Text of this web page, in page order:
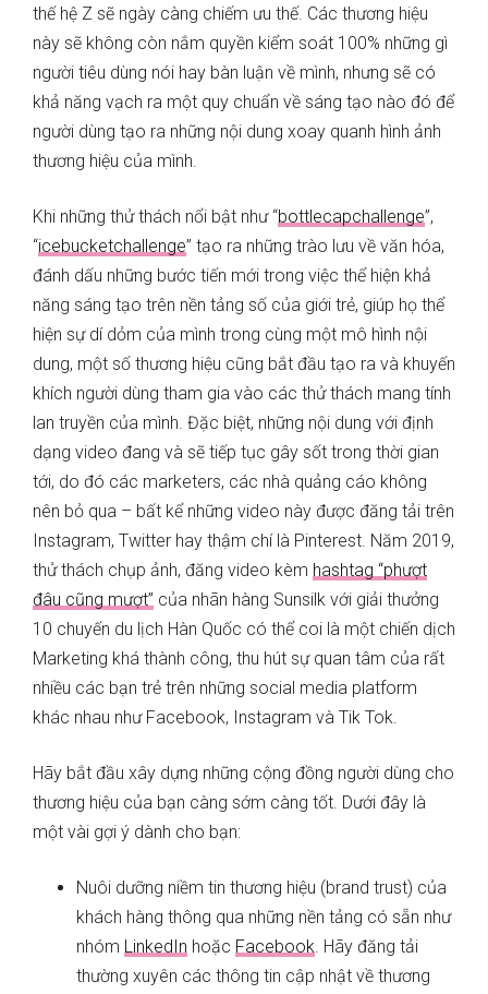
thế hệ Z sẽ ngày càng chiếm ưu thế. Các thương hiệu
này sẽ không còn nắm quyền kiểm soát 100% những gì
người tiêu dùng nói hay bàn luận về mình, nhưng sẽ có
khả năng vạch ra một quy chuẩn về sáng tạo nào đó để
người dùng tạo ra những nội dung xoay quanh hình ảnh
thương hiệu của mình.
Khi những thử thách nổi bật như “bottlecapchallenge”,
“icebucketchallenge” tạo ra những trào lưu về văn hóa,
đánh dấu những bước tiến mới trong việc thể hiện khả
năng sáng tạo trên nền tảng số của giới trẻ, giúp họ thể
hiện sự dí dỏm của mình trong cùng một mô hình nội
dung, một số thương hiệu cũng bắt đầu tạo ra và khuyến
khích người dùng tham gia vào các thử thách mang tính
lan truyền của mình. Đặc biệt, những nội dung với định
dạng video đang và sẽ tiếp tục gây sốt trong thời gian
tới, do đó các marketers, các nhà quảng cáo không
nên bỏ qua – bất kể những video này được đăng tải trên
Instagram, Twitter hay thậm chí là Pinterest. Năm 2019,
thử thách chụp ảnh, đăng video kèm hashtag “phượt
đâu cũng mượt” của nhãn hàng Sunsilk với giải thưởng
10 chuyến du lịch Hàn Quốc có thể coi là một chiến dịch
Marketing khá thành công, thu hút sự quan tâm của rất
nhiều các bạn trẻ trên những social media platform
khác nhau như Facebook, Instagram và Tik Tok.
Hãy bắt đầu xây dựng những cộng đồng người dùng cho
thương hiệu của bạn càng sớm càng tốt. Dưới đây là
một vài gợi ý dành cho bạn:
Nuôi dưỡng niềm tin thương hiệu (brand trust) của
khách hàng thông qua những nền tảng có sẵn như
nhóm LinkedIn hoặc Facebook. Hãy đăng tải
thường xuyên các thông tin cập nhật về thương